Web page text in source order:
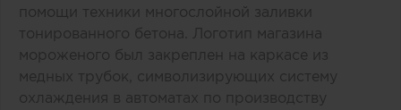
помощи техники многослойной заливки
тонированного бетона. Логотип магазина
мороженого был закреплен на каркасе из
медных трубок, символизирующих систему
охлаждения в автоматах по производству